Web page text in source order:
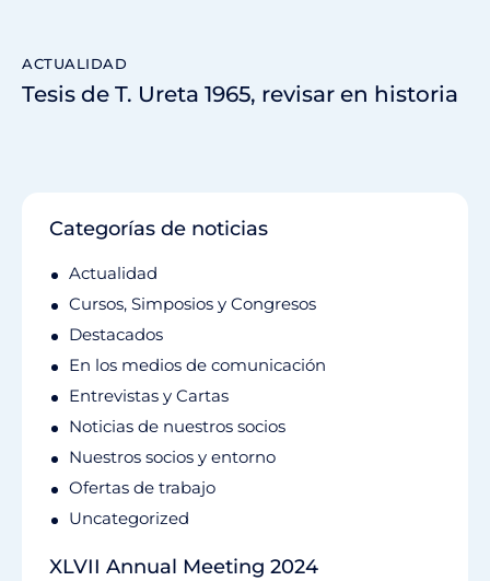
ACTUALIDAD
Tesis de T. Ureta 1965, revisar en historia
Categorías de noticias
Actualidad
Cursos, Simposios y Congresos
Destacados
En los medios de comunicación
Entrevistas y Cartas
Noticias de nuestros socios
Nuestros socios y entorno
Ofertas de trabajo
Uncategorized
XLVII Annual Meeting 2024